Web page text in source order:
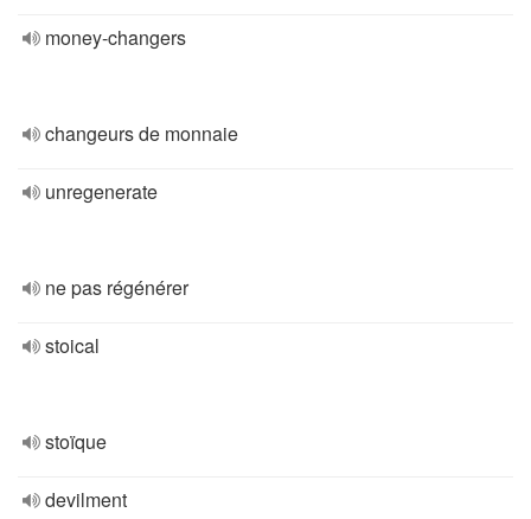
money-changers
changeurs de monnaie
unregenerate
ne pas régénérer
stoical
stoïque
devilment